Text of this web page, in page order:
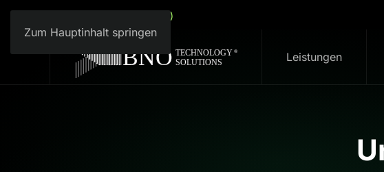
Zum Hauptinhalt springen
Deutsch (Deutschland)
Leistungen